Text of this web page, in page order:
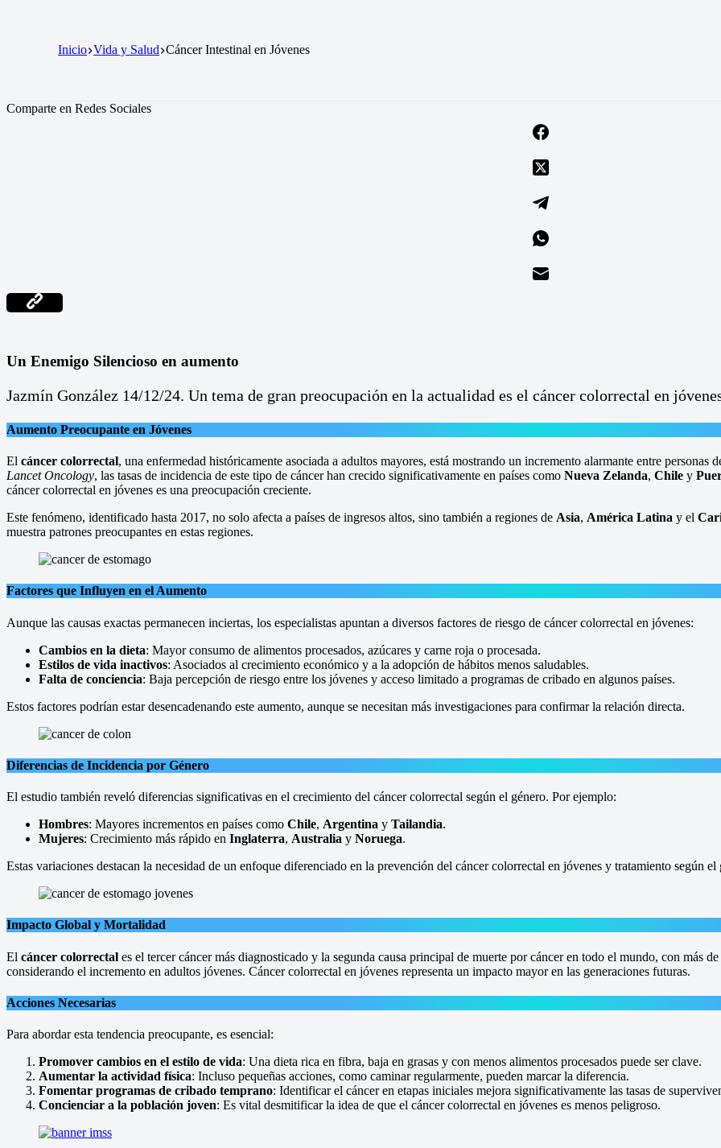
Inicio Vida y Salud Cáncer Intestinal en Jóvenes
Comparte en Redes Sociales
Un Enemigo Silencioso en aumento
Jazmín González 14/12/24. Un tema de gran preocupación en la actualidad es el cáncer colorrectal en
Aumento Preocupante en Jóvenes
El cáncer colorrectal, una enfermedad históricamente asociada a adultos mayores, está mostrando un incremento alarmante entre personas
Lancet Oncology, las tasas de incidencia de este tipo de cáncer han crecido significativamente en países como Nueva Zelanda, Chile y
cáncer colorrectal en jóvenes es una preocupación creciente.
Este fenómeno, identificado hasta 2017, no solo afecta a países de ingresos altos, sino también a regiones de Asia, América Latina y el
muestra patrones preocupantes en estas regiones.
Factores que Influyen en el Aumento
Aunque las causas exactas permanecen inciertas, los especialistas apuntan a diversos factores de riesgo de cáncer colorrectal en jóvenes:
Cambios en la dieta: Mayor consumo de alimentos procesados, azúcares y carne roja o procesada.
Estilos de vida inactivos: Asociados al crecimiento económico y a la adopción de hábitos menos saludables.
Falta de conciencia: Baja percepción de riesgo entre los jóvenes y acceso limitado a programas de cribado en algunos países.
Estos factores podrían estar desencadenando este aumento, aunque se necesitan más investigaciones para confirmar la relación directa.
Diferencias de Incidencia por Género
El estudio también reveló diferencias significativas en el crecimiento del cáncer colorrectal según el género. Por ejemplo:
Hombres: Mayores incrementos en países como Chile, Argentina y Tailandia.
Mujeres: Crecimiento más rápido en Inglaterra, Australia y Noruega.
Estas variaciones destacan la necesidad de un enfoque diferenciado en la prevención del cáncer colorrectal en jóvenes y tratamiento según
Impacto Global y Mortalidad
El cáncer colorrectal es el tercer cáncer más diagnosticado y la segunda causa principal de muerte por cáncer en todo el mundo, con más de
considerando el incremento en adultos jóvenes. Cáncer colorrectal en jóvenes representa un impacto mayor en las generaciones futuras.
Acciones Necesarias
Para abordar esta tendencia preocupante, es esencial:
Promover cambios en el estilo de vida: Una dieta rica en fibra, baja en grasas y con menos alimentos procesados puede ser clave.
Aumentar la actividad física: Incluso pequeñas acciones, como caminar regularmente, pueden marcar la diferencia.
Fomentar programas de cribado temprano: Identificar el cáncer en etapas iniciales mejora significativamente las tasas de
Concienciar a la población joven: Es vital desmitificar la idea de que el cáncer colorrectal en jóvenes es menos peligroso.